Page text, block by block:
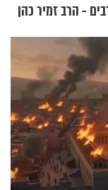
- הרב זמיר כהן